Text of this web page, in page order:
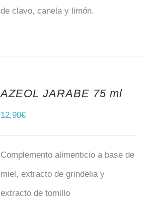
de clavo, canela y limón.
AZEOL JARABE 75 ml
12,90€
Complemento alimenticio a base de
miel, extracto de grindelia y
extracto de tomillo